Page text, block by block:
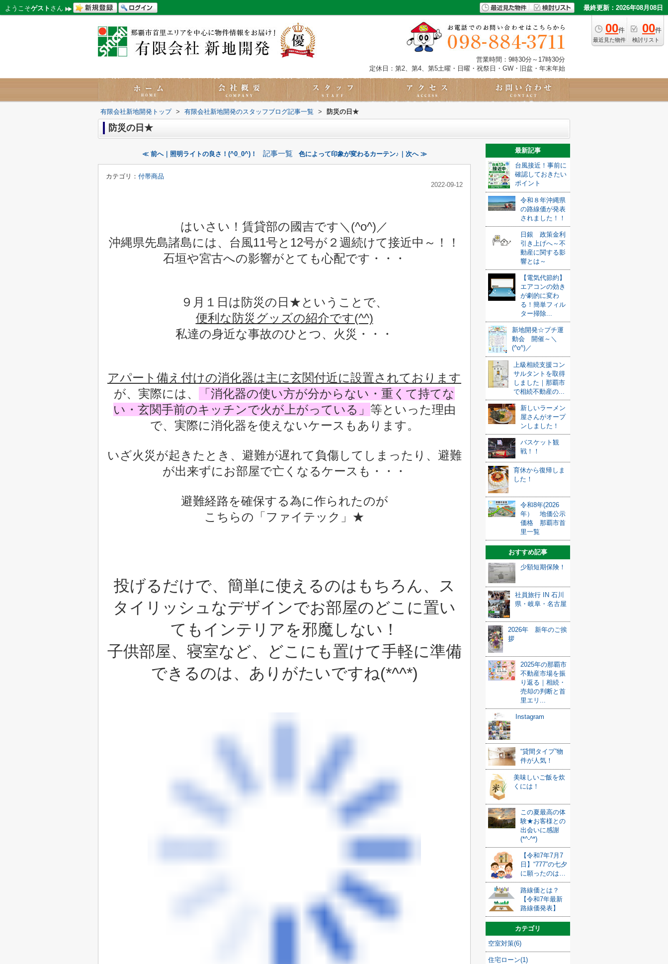
ようこそゲスト さん 最終更新：2026年08月08日
00件
最近見た物件
00件
検討リスト
営業時間：9時30分～17時30分
定休日：第2、第4、第5土曜・日曜・祝祭日・GW・旧盆・年末年始
有限会社新地開発トップ > 有限会社新地開発のスタッフブログ記事一覧 > 防災の日★
防災の日★
≪ 前へ｜照明ライトの良さ！(^0_0^)！ 記事一覧 色によって印象が変わるカーテン♪｜次へ ≫
カテゴリ： 付帯商品
2022-09-12
はいさい！賃貸部の國吉です＼(^o^)／
沖縄県先島諸島には、台風11号と12号が２週続けて接近中～！！
石垣や宮古への影響がとても心配です・・・
９月１日は防災の日★ということで、
便利な防災グッズの紹介です(^^)
私達の身近な事故のひとつ、火災・・・
アパート備え付けの消化器は主に玄関付近に設置されております
が、実際には、
「消化器の使い方が分からない・重くて持てな
い・玄関手前のキッチンで火が上がっている」 等といった理由
で、実際に消化器を使えないケースもあります。
いざ火災が起きたとき、避難が遅れて負傷してしまったり、避難
が出来ずにお部屋で亡くなるケースも・・・
避難経路を確保する為に作られたのが
こちらの「ファイテック」★
投げるだけで、簡単に使えるのはもちろん、ス
タイリッシュなデザインでお部屋のどこに置い
てもインテリアを邪魔しない！
子供部屋、寝室など、どこにも置けて手軽に準備
できるのは、ありがたいですね(*^^*)
最新記事
台風接近！事前に
確認しておきたい
ポイント
令和８年沖縄県
の路線価が発表
されました！！
日銀 政策金利
引き上げへ～不
動産に関する影
響とは～
【電気代節約】
エアコンの効き
が劇的に変わ
る！簡単フィル
ター掃除...
新地開発☆プチ運
動会 開催～＼
(^o^)／
上級相続支援コン
サルタントを取得
しました｜那覇市
で相続不動産の...
新しいラーメン
屋さんがオープ
ンしました！
バスケット観
戦！！
育休から復帰しま
した！
令和8年(2026
年） 地価公示
価格 那覇市首
里一覧
おすすめ記事
少額短期保険！
社員旅行 IN 石川
県・岐阜・名古屋
2026年 新年のご挨
拶
2025年の那覇市
不動産市場を振
り返る｜相続・
売却の判断と首
里エリ...
Instagram
“貸間タイプ”物
件が人気！
美味しいご飯を炊
くには！
この夏最高の体
験★お客様との
出会いに感謝
(*^-^*)
【令和7年7月7
日】“777”の七夕
に願ったのは…
路線価とは？
【令和7年最新
路線価発表】
カテゴリ
空室対策(6)
住宅ローン(1)